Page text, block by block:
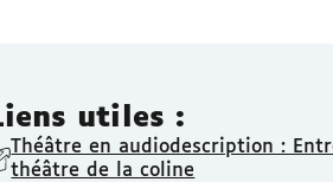
utiles :
Théâtre en audiodescription :
théâtre de la coline